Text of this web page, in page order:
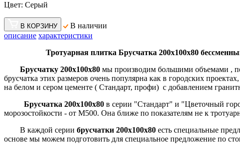
Цвет: Серый
В КОРЗИНУ
В наличии
описание характеристики
Тротуарная плитка Брусчатка 200х100х80 бессменный
Брусчатку 200х100х80 мы производим большими объемами ,
брусчатка этих размеров очень популярна как в городских
на белом и сером цементе ( Стандарт, профи) с добавлением
Брусчатка 200х100х80 в серии "Стандарт" и "Цветочный
морозостойкости - от М500. Она ближе по показателям не к
В каждой серии брусчатки 200х100х80 есть специальные
основе мы можем подготовить для специальное предложение по